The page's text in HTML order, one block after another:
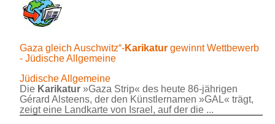
Gaza gleich Auschwitz“-Karikatur gewinnt Wettbewerb
- Jüdische Allgemeine
Jüdische Allgemeine
Die Karikatur »Gaza Strip« des heute 86-jährigen
Gérard Alsteens, der den Künstlernamen »GAL« trägt,
zeigt eine Landkarte von Israel, auf der die ...